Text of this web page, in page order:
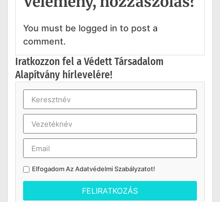
You must be logged in to post a
comment.
Iratkozzon fel a Védett Társadalom
Alapítvány hírlevelére!
Elfogadom AzAdatvédelmi Szabályzatot!
FELIRATKOZÁS